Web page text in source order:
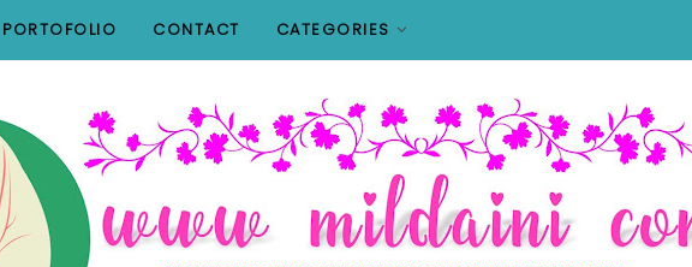
PORTOFOLIO CONTACT CATEGORIES